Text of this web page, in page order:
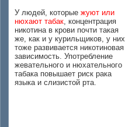
У людей, которые жуют или
нюхают табак, концентрация
никотина в крови почти такая
же, как и у курильщиков, у них
тоже развивается никотиновая
зависимость. Употребление
жевательного и нюхательного
табака повышает риск рака
языка и слизистой рта.